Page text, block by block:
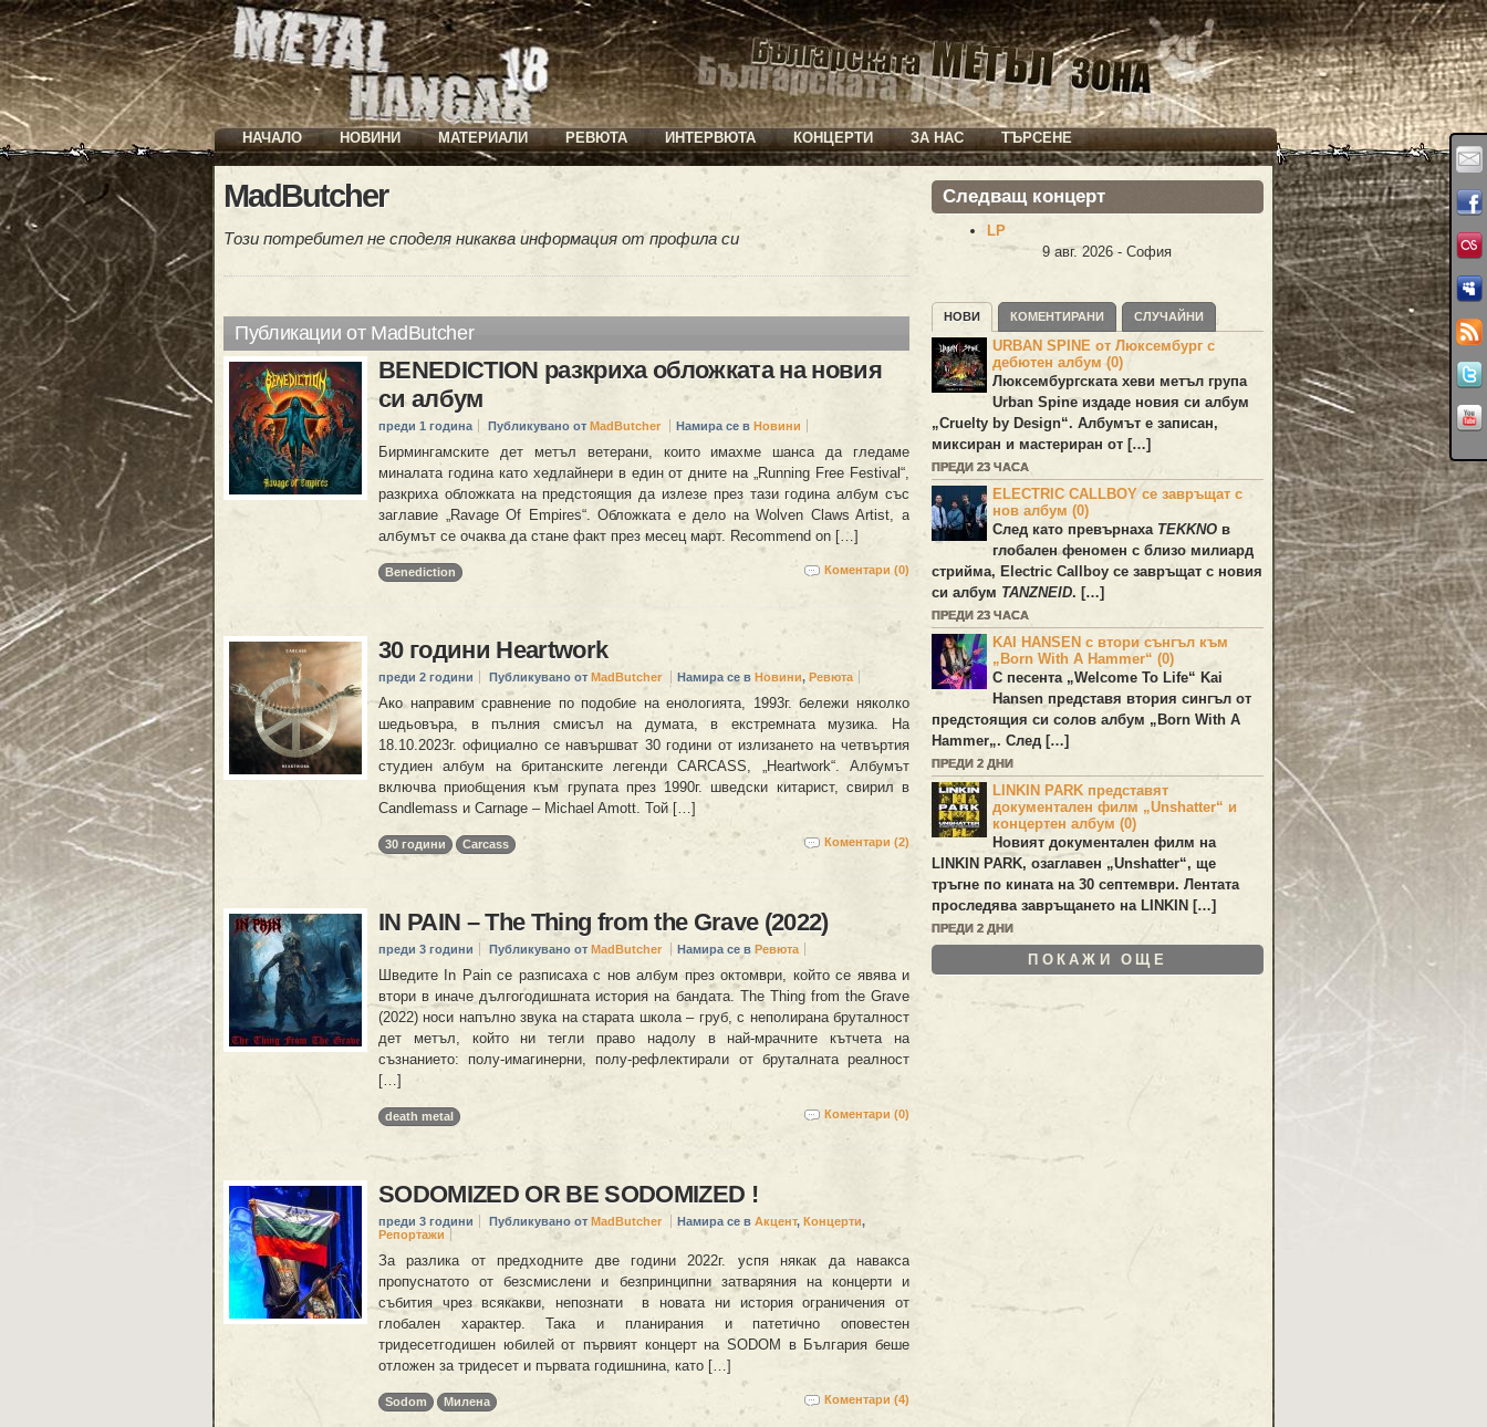
НАЧАЛО НОВИНИ МАТЕРИАЛИ РЕВЮТА ИНТЕРВЮТА КОНЦЕРТИ ЗА НАС ТЪРСЕНЕ
MadButcher
Този потребител не споделя никаква информация от профила си
Публикации от MadButcher
BENEDICTION разкриха обложката на новия
си албум
преди 1 година Публикувано от MadButcher Намира се в Новини
Бирмингамските дет метъл ветерани, които имахме шанса да гледаме
миналата година като хедлайнери в един от дните на „Running Free Festival“,
разкриха обложката на предстоящия да излезе през тази година албум със
заглавие „Ravage Of Empires“. Обложката е дело на Wolven Claws Artist, а
албумът се очаква да стане факт през месец март. Recommend on […]
Коментари (0)
Benediction
30 години Heartwork
преди 2 години Публикувано от MadButcher Намира се в Новини, Ревюта
Ако направим сравнение по подобие на енологията, 1993г. бележи няколко
шедьовъра, в пълния смисъл на думата, в екстремната музика. На
18.10.2023г. официално се навършват 30 години от излизането на четвъртия
студиен албум на британските легенди CARCASS, „Heartwork“. Албумът
включва приобщения към групата през 1990г. шведски китарист, свирил в
Candlemass и Carnage – Michael Amott. Той […]
Коментари (2)
30 години Carcass
IN PAIN – The Thing from the Grave (2022)
преди 3 години Публикувано от MadButcher Намира се в Ревюта
Шведите In Pain се разписаха с нов албум през октомври, който се явява и
втори в иначе дългогодишната история на бандата. The Thing from the Grave
(2022) носи напълно звука на старата школа – груб, с неполирана бруталност
дет метъл, който ни тегли право надолу в най-мрачните кътчета на
съзнанието: полу-имагинерни, полу-рефлектирали от бруталната реалност
[…]
Коментари (0)
death metal
SODOMIZED OR BE SODOMIZED !
преди 3 години Публикувано от MadButcher Намира се в Акцент, Концерти,
Репортажи
За разлика от предходните две години 2022г. успя някак да навакса
пропуснатото от безсмислени и безпринципни затваряния на концерти и
събития чрез всякакви, непознати в новата ни история ограничения от
глобален характер. Така и планирания и патетично оповестен
тридесетгодишен юбилей от първият концерт на SODOM в България беше
отложен за тридесет и първата годишнина, като […]
Коментари (4)
Sodom Милена
Следващ концерт
LP
9 авг. 2026 - София
НОВИ КОМЕНТИРАНИ СЛУЧАЙНИ
URBAN SPINE от Люксембург с
дебютен албум (0)
Люксембургската хеви метъл група
Urban Spineиздаде новия си албум
„Cruelty by Design“. Албумът е записан,
миксиран и мастериран от […]
ПРЕДИ 23 ЧАСА
ELECTRIC CALLBOY се завръщат с
нов албум (0)
След като превърнаха TEKKNO в
глобален феномен с близо милиард
стрийма, Electric Callboy се завръщат с новия
си албум TANZNEID. […]
ПРЕДИ 23 ЧАСА
KAI HANSEN с втори сънгъл към
„Born With A Hammer“ (0)
С песента „Welcome To Life“ Kai
Hansen представя втория сингъл от
предстоящия си солов албум „ Born With A
Hammer„. След […]
ПРЕДИ 2 ДНИ
LINKIN PARK представят
документален филм „Unshatter“ и
концертен албум (0)
Новият документален филм на
LINKIN PARK, озаглавен „Unshatter“, ще
тръгне по кината на 30 септември. Лентата
проследява завръщането наLINKIN […]
ПРЕДИ 2 ДНИ
ПОКАЖИ ОЩЕ